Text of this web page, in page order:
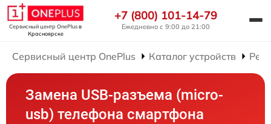
Сервисный центр OnePlusв
Красноярске
+7 (800) 101-14-79
Ежедневно с 9:00 до 21:00
Сервисный центр OnePlus Каталог устройств
Замена USB-разъема (micro-
usb) телефона смартфона